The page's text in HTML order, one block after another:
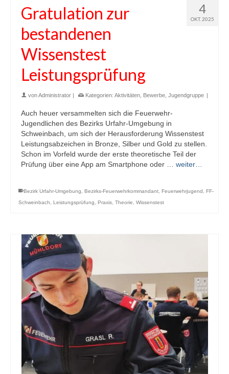
4
OKT. 2025
Gratulation zur
bestandenen
Wissenstest
Leistungsprüfung
vonAdministrator | Kategorien: Aktivitäten Bewerbe Jugendgruppe |
Auch heuer versammelten sich die Feuerwehr-
Jugendlichen des Bezirks Urfahr-Umgebung in
Schweinbach, um sich der Herausforderung Wissenstest
Leistungsabzeichen in Bronze, Silber und Gold zu stellen.
Schon im Vorfeld wurde der erste theoretische Teil der
Prüfung über eine App am Smartphone oder … weiter…
Bezirk Urfahr-Umgebung Bezirks-Feuerwehrkommandant Feuerwehrjugend
FF-
Schweinbach
Leistungsprüfung Praxis Theorie Wissenstest